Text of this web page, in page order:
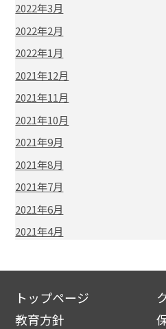
2022年3月
2022年2月
2022年1月
2021年12月
2021年11月
2021年10月
2021年9月
2021年8月
2021年7月
2021年6月
2021年4月
トップページ
教育方針